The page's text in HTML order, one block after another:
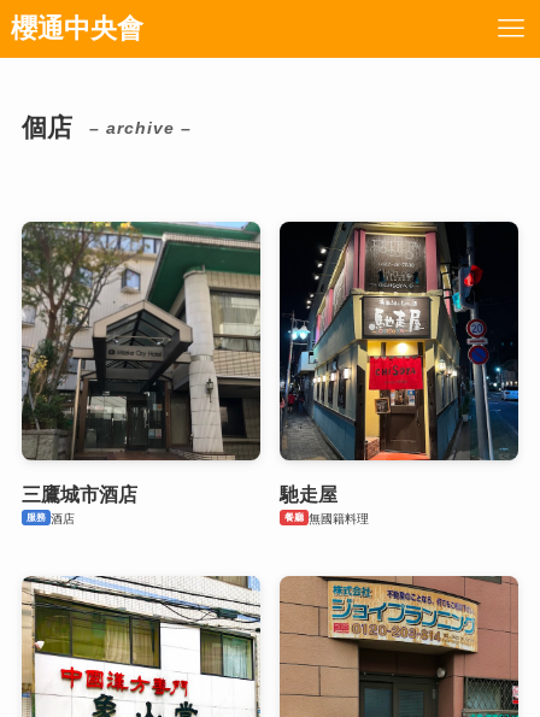
櫻通中央會
個店 – archive –
三鷹城市酒店
服務 酒店
馳走屋
餐廳 無國籍料理